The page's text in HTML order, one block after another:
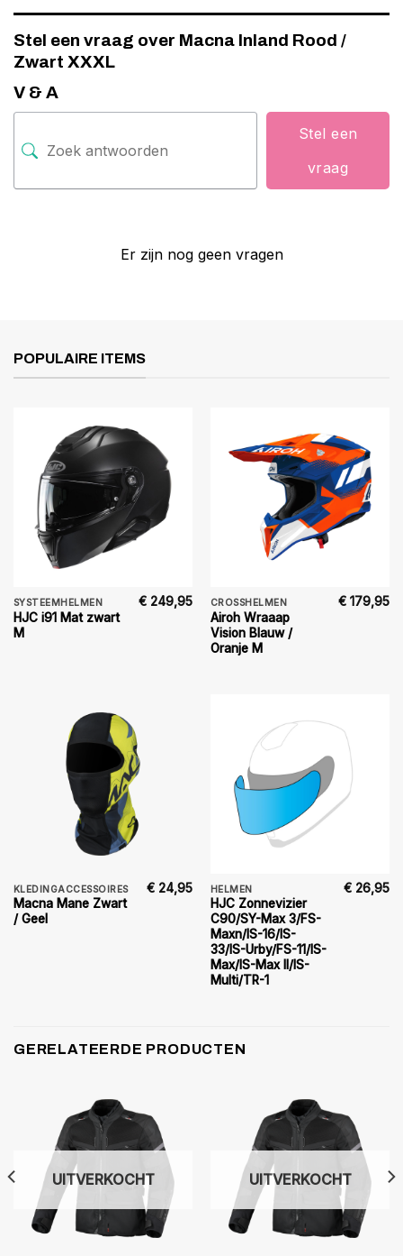
Stel een vraag over Macna Inland Rood /
Zwart XXXL
V & A
Stel een
vraag
Er zijn nog geen vragen
POPULAIRE ITEMS
SYSTEEMHELMEN
HJC i91 Mat zwart
M
€ 249,95 CROSSHELMEN
Airoh Wraaap
Vision Blauw /
Oranje M
€ 179,95
KLEDINGACCESSOIRES
Macna Mane Zwart
/ Geel
€ 24,95 HELMEN
HJC Zonnevizier
C90/SY-Max 3/FS-
Maxn/IS-16/IS-
33/IS-Urby/FS-11/IS-
Max/IS-Max II/IS-
Multi/TR-1
€ 26,95
GERELATEERDE PRODUCTEN
UITVERKOCHT UITVERKOCHT